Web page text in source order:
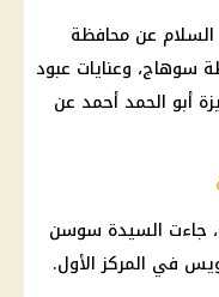
عن محافظة
وعنايات عبود
أبو الحمد أحمد عن
جاءت السيدة سوسن
في المركز الأول.